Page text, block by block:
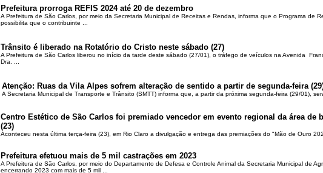
Prefeitura prorroga REFIS 2024 até 20 de dezembro
A Prefeitura de São Carlos, por meio da Secretaria Municipal de Receitas e Rendas, informa que o Programa de
possibilita que o contribuinte ...
Trânsito é liberado na Rotatório do Cristo neste sábado (27)
A Prefeitura de São Carlos liberou no início da tarde deste sábado (27/01), o tráfego de veículos na Avenida
Dra. ...
Atenção: Ruas da Vila Alpes sofrem alteração de sentido a partir de segunda-feira
A Secretaria Municipal de Transporte e Trânsito (SMTT) informa que, a partir da próxima segunda-feira (29/01),
Centro Estético de São Carlos foi premiado vencedor em evento regional da área de
(23)
Aconteceu nesta última terça-feira (23), em Rio Claro a divulgação e entrega das premiações do "Mão de Ouro
Prefeitura efetuou mais de 5 mil castrações em 2023
A Prefeitura de São Carlos, por meio do Departamento de Defesa e Controle Animal da Secretaria Municipal de
encerrando 2023 com mais de 5 mil ...